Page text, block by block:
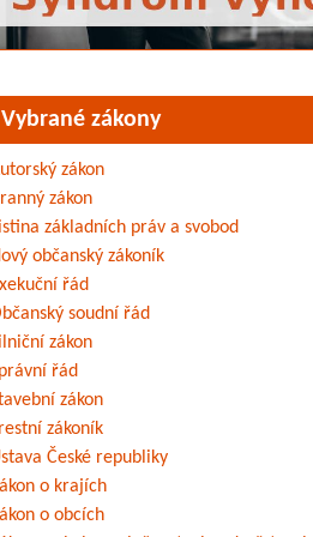
Vybrané zákony
zákon
zákon
základních práv a svobod
občanský zákoník
řád
soudní řád
zákon
řád
zákon
zákoník
České republiky
o krajích
o obcích